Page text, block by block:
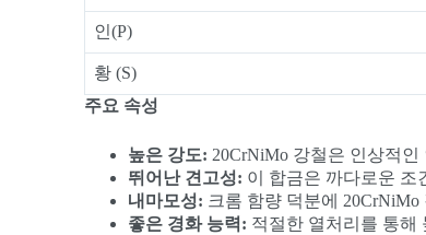
인(P)
황 (S)
주요 속성
높은 강도: 20CrNiMo 강철은 인상적
뛰어난 견고성: 이 합금은 까다로운 조
내마모성: 크롬 함량 덕분에
좋은 경화 능력: 적절한 열처리를 통해